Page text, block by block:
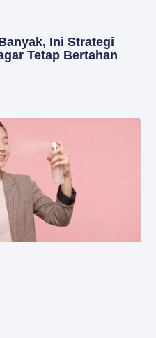
Ini Strategi
Tetap Bertahan